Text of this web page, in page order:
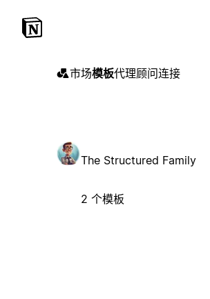
市场模板代理顾问连接
The Structured Family
2 个模板